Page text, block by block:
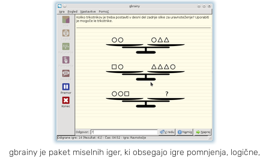
gbrainy je paket miselnih iger, ki obsegajo igre pomnjenja, logične,